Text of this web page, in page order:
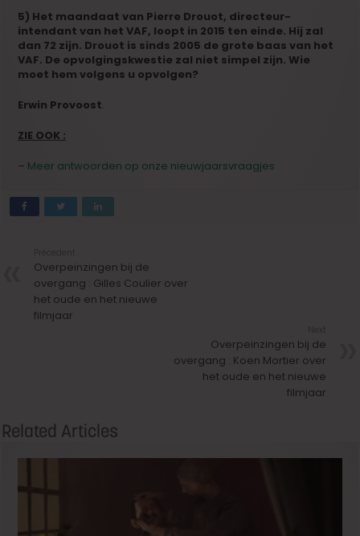
5) Het maandaat van Pierre Drouot, directeur-
intendant van het VAF, loopt in 2015 ten einde. Hij zal
dan 72 zijn. Drouot is sinds 2005 de grote baas van het
VAF. De opvolgingskwestie zal niet simpel zijn. Wie
moet hem volgens u opvolgen?
Erwin Provoost.
ZIE OOK :
– Meer antwoorden op onze nieuwjaarsvraagjes
Overpeinzingen bij de
overgang : Gilles Coulier over
het oude en het nieuwe
filmjaar
Overpeinzingen bij de
overgang : Koen Mortier over
het oude en het nieuwe
filmjaar
Related Articles